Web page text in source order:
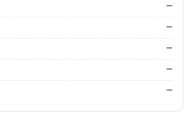
—
—
—
—
—